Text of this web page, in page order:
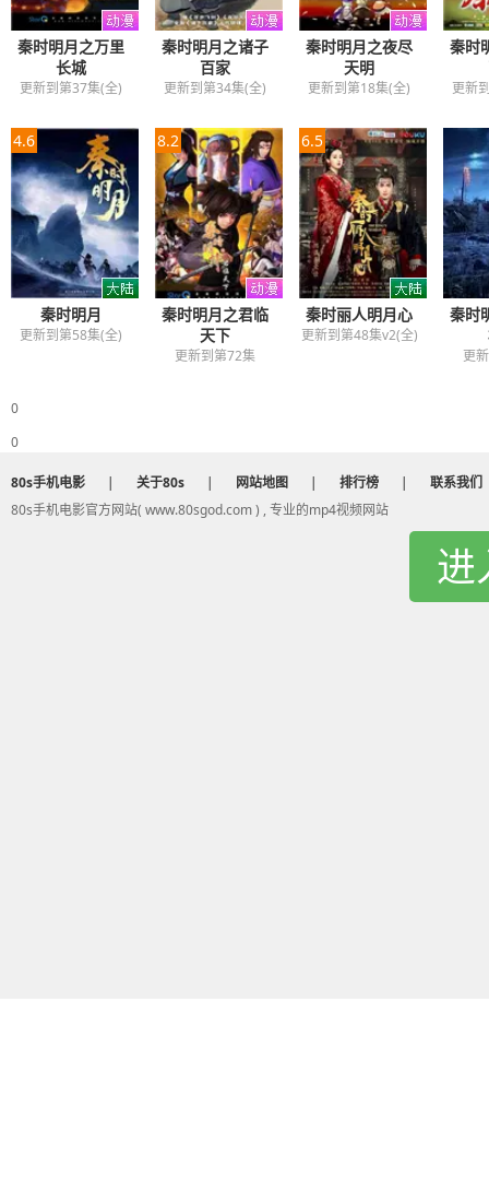
秦时明月之万里
长城
更新到第37集(全)
秦时明月之诸子
百家
更新到第34集(全)
秦时明月之夜尽
天明
更新到第18集(全)
秦时
更新
4.6
秦时明月
更新到第58集(全)
8.2
秦时明月之君临
天下
更新到第72集
6.5
秦时丽人明月心
更新到第48集v2(全)
秦时
更
0
0
80s手机电影 | 关于80s | 网站地图 | 排行榜 |
联系我们
80s手机电影官方网站( www.80sgod.com ) , 专业的mp4视频网站
进